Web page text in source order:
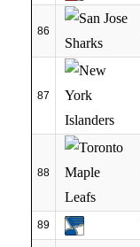
86
87
88
89